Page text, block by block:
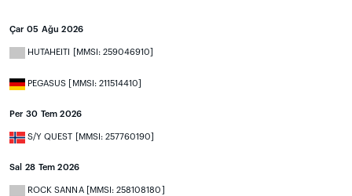
Çar 05 Ağu 2026
HUTAHEITI [MMSI: 259046910]
PEGASUS [MMSI: 211514410]
Per 30 Tem 2026
S/Y QUEST [MMSI: 257760190]
Sal 28 Tem 2026
ROCK SANNA [MMSI: 258108180]